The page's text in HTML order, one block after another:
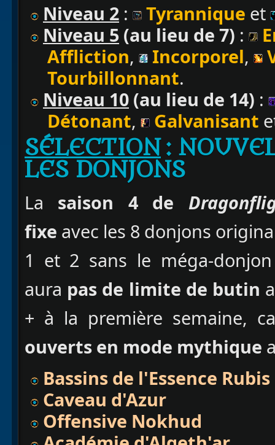
Niveau 2 : Tyrannique et
Niveau 5 (au lieu de 7) :
Affliction, Incorporel,
Tourbillonnant.
Niveau 10 (au lieu de 14) :
Détonant, Galvanisant
SÉLECTION:
LES DONJONS
La saison 4 de
fixe avec les 8 donjons
1 et 2 sans le méga-
aura pas de limite de butin
+ à la première semaine,
ouverts en mode mythique
Bassins de l'Essence Rubis
Caveau d'Azur
Offensive Nokhud